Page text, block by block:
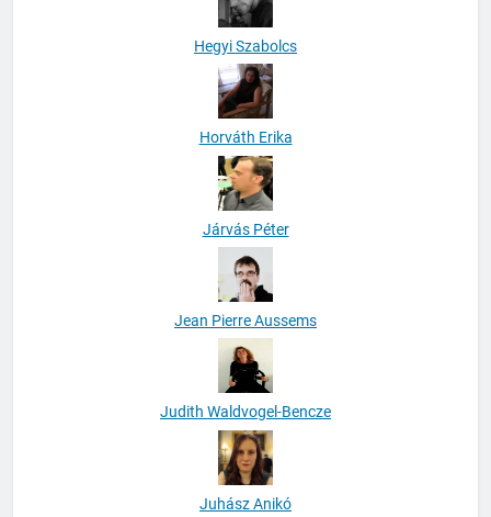
Hegyi Szabolcs
Horváth Erika
Járvás Péter
Jean Pierre Aussems
Judith Waldvogel-Bencze
Juhász Anikó